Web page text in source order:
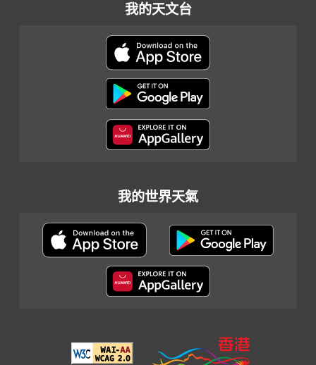
我的天文台
我的世界天氣